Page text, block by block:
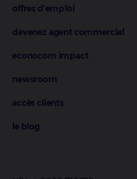
offres d’emploi
devenez agent commercial
econocom impact
newsroom
accès clients
le blog